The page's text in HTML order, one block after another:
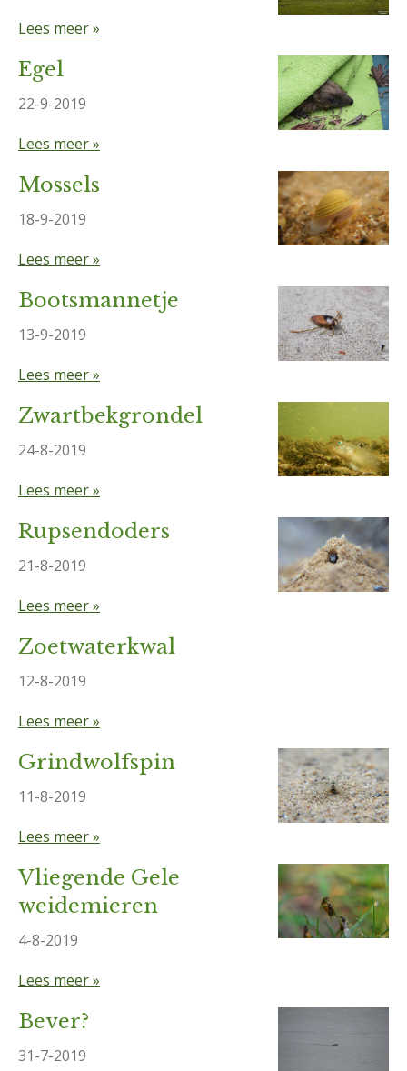
Lees meer »
Egel
22-9-2019
Lees meer »
Mossels
18-9-2019
Lees meer »
Bootsmannetje
13-9-2019
Lees meer »
Zwartbekgrondel
24-8-2019
Lees meer »
Rupsendoders
21-8-2019
Lees meer »
Zoetwaterkwal
12-8-2019
Lees meer »
Grindwolfspin
11-8-2019
Lees meer »
Vliegende Gele
weidemieren
4-8-2019
Lees meer »
Bever?
31-7-2019